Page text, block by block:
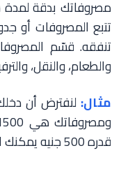
مصروفاتك بدقة
تتبع المصروفات أو
تنفقه. قسّم
والطعام، والنقل،
مثال:
قدره 500 جنيه يمكنك استخدامه للادخار أو الاستثمار.